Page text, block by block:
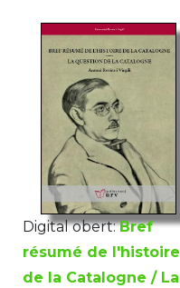
Digital obert: Bref
résumé de l'histoire
de la Catalogne / La